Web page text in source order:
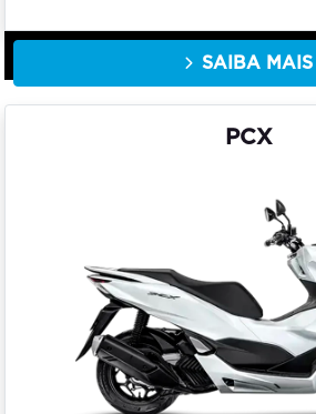
SAIBA MAIS
PCX